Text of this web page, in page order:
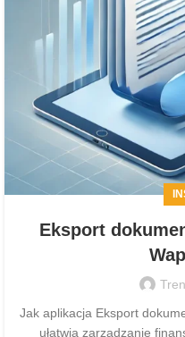
Eksport
Jak aplikacja Eksport
ułatwia zarządzanie